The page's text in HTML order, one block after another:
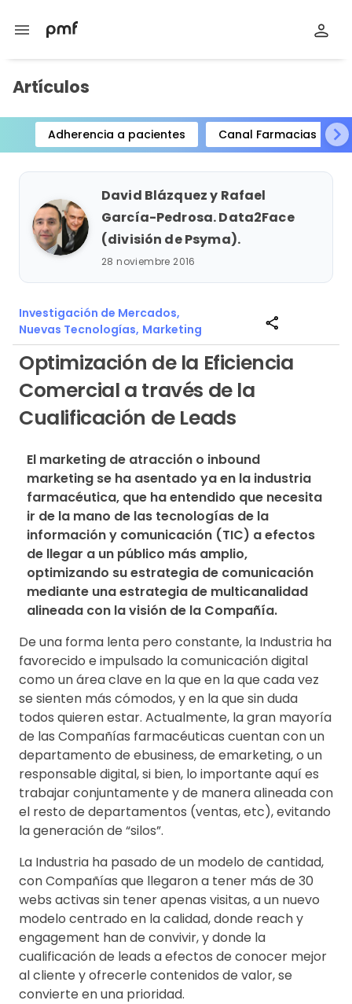
menu
Artículos
Adherencia a pacientes Canal Farmacias
Item
1
David Blázquez y Rafael
García-Pedrosa. Data2Face
(división de Psyma).
28 noviembre 2016
Investigación de Mercados,
Nuevas Tecnologías, Marketing share
Optimización de la Eficiencia
Comercial a través de la
Cualificación de Leads
El marketing de atracción o inbound
marketing se ha asentado ya en la industria
farmacéutica, que ha entendido que necesita
ir de la mano de las tecnologías de la
información y comunicación (TIC) a efectos
de llegar a un público más amplio,
optimizando su estrategia de comunicación
mediante una estrategia de multicanalidad
alineada con la visión de la Compañía.
De una forma lenta pero constante, la Industria ha
favorecido e impulsado la comunicación digital
como un área clave en la que en la que cada vez
se sienten más cómodos, y en la que sin duda
todos quieren estar. Actualmente, la gran mayoría
de las Compañías farmacéuticas cuentan con un
departamento de ebusiness, de emarketing, o un
responsable digital, si bien, lo importante aquí es
trabajar conjuntamente y de manera alineada con
el resto de departamentos (ventas, etc), evitando
la generación de “silos”.
La Industria ha pasado de un modelo de cantidad,
con Compañías que llegaron a tener más de 30
webs activas sin tener apenas visitas, a un nuevo
modelo centrado en la calidad, donde reach y
engagement han de convivir, y donde la
cualificación de leads a efectos de conocer mejor
al cliente y ofrecerle contenidos de valor, se
convierte en una prioridad.